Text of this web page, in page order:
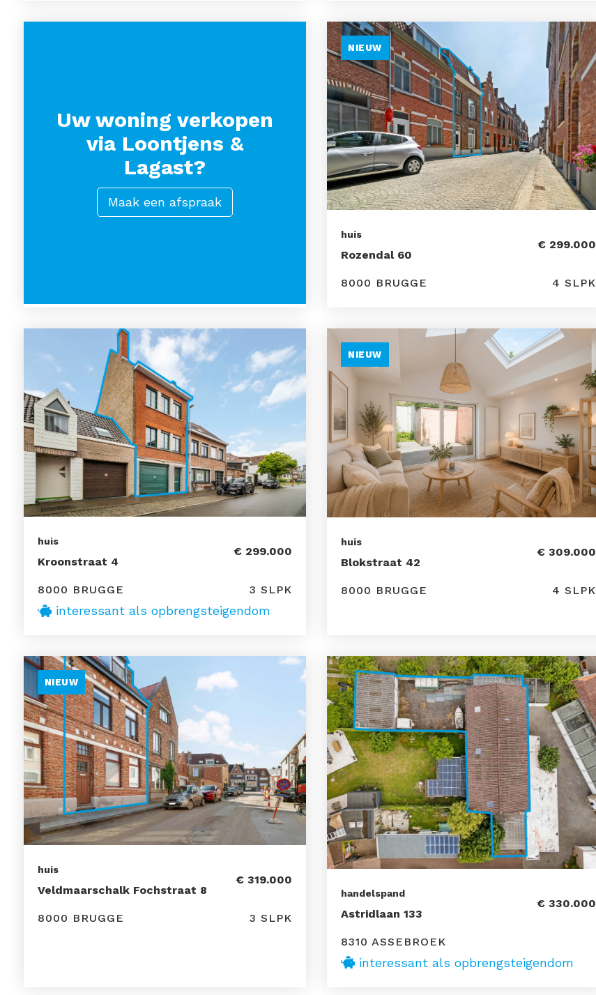
Uw woning verkopen
via Loontjens &
Lagast?
Maak een afspraak
NIEUW
huis
Rozendal 60
€ 299.000
8000 BRUGGE 4 SLPK
huis
Kroonstraat 4
€ 299.000
8000 BRUGGE 3 SLPK
interessant als opbrengsteigendom
NIEUW
huis
Blokstraat 42
€ 309.000
8000 BRUGGE 4 SLPK
NIEUW
huis
Veldmaarschalk Fochstraat 8
€ 319.000
8000 BRUGGE 3 SLPK
handelspand
Astridlaan 133
€ 330.000
8310 ASSEBROEK
interessant als opbrengsteigendom